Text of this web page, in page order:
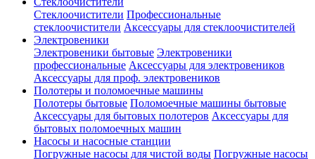
Стеклоочистители Профессиональные
стеклоочистители Аксессуары для стеклоочистителей
Электровеники
Электровеники бытовые Электровеники
профессиональные Аксессуары для электровеников
Аксессуары для проф. электровеников
Полотеры и поломоечные машины
Полотеры бытовые Поломоечные машины бытовые
Аксессуары для бытовых полотеров Аксессуары для
бытовых поломоечных машин
Насосы и насосные станции
Погружные насосы для чистой воды Погружные насосы